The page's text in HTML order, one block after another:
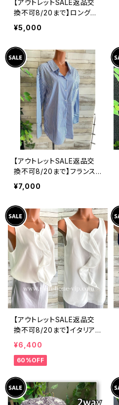
【アウトレットSALE返品交
換不可8/20まで】ロングワ
ンピース・マキシワンピー
ス・サラッと軽やか春夏ワン
ー
¥5,000
【アウトレットSALE返品交
換不可8/20まで】フランス
インポート・BIGシャツ｜ピ
ンストライプ デザインシャ
ロングシャツ/ブルー
¥7,000
【アウトレットSALE返品交
換不可8/20まで】イタリア
製 CASADEILUCA ITALY
｜前フリル＆BIGフリルトッ
プス /ホワイト
¥6,400
60%OFF